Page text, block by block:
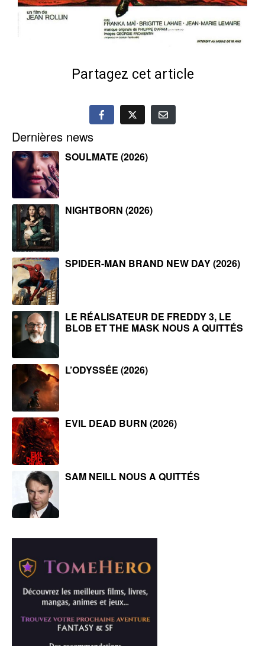
Partagez cet article
Dernières news
SOULMATE (2026)
NIGHTBORN (2026)
SPIDER-MAN BRAND NEW DAY (2026)
LE RÉALISATEUR DE FREDDY 3, LE
BLOB ET THE MASK NOUS A QUITTÉS
L’ODYSSÉE (2026)
EVIL DEAD BURN (2026)
SAM NEILL NOUS A QUITTÉS